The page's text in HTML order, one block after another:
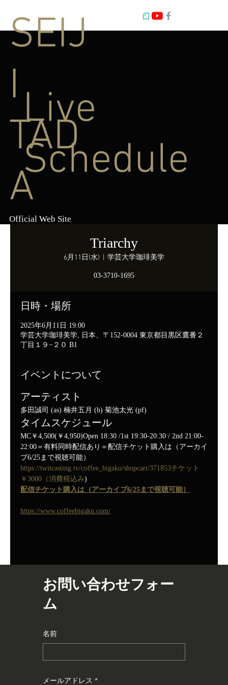
Triarchy
6月11日(水) 学芸大学珈琲美学
03-3710-1695
日時・場所
2025年6月11日 19:00
学芸大学珈琲美学, 日本、〒152-0004 東京都目黒区鷹番２
丁目１９−２０ B1
イベントについて
アーティスト
多田誠司 (as) 楠井五月 (b) 菊池太光 (pf)
タイムスケジュール
MC￥4,500(￥4,950)Open 18:30 /1st 19:30-20:30 / 2nd 21:00-
22:00＝有料同時配信あり＝配信チケット購入は（アーカイ
ブ6/25まで視聴可能）
https://twitcasting.tv/coffee_bigaku/shopcart/371853チケット
￥3000（消費税込み)
配信チケット購入は（アーカイブ6/25まで視聴可能）
https://www.coffeebigaku.com/
Live
Schedule
SEIJ
I
TAD
A
Official Web Site
お問い合わせフォー
ム
名前
メールアドレス